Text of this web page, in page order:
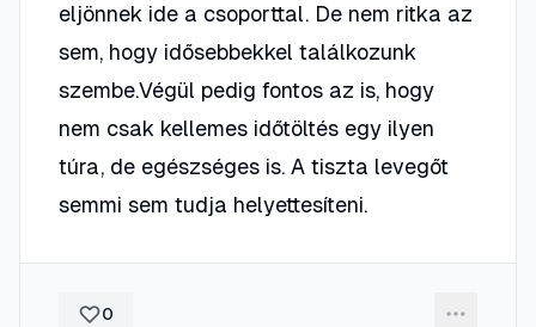
eljönnek ide a csoporttal. De nem ritka az
sem, hogy idősebbekkel találkozunk
szembe.Végül pedig fontos az is, hogy
nem csak kellemes időtöltés egy ilyen
túra, de egészséges is. A tiszta levegőt
semmi sem tudja helyettesíteni.
0